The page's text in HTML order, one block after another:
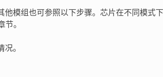
他模组也可参照以下步骤。芯片在不同模式下
节。
。